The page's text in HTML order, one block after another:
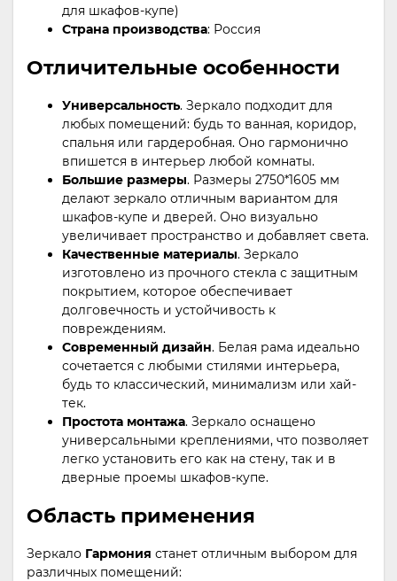
для шкафов-купе)
Страна производства: Россия
Отличительные особенности
Универсальность. Зеркало подходит для
любых помещений: будь то ванная, коридор,
спальня или гардеробная. Оно гармонично
впишется в интерьер любой комнаты.
Большие размеры. Размеры 2750*1605 мм
делают зеркало отличным вариантом для
шкафов-купе и дверей. Оно визуально
увеличивает пространство и добавляет света.
Качественные материалы. Зеркало
изготовлено из прочного стекла с защитным
покрытием, которое обеспечивает
долговечность и устойчивость к
повреждениям.
Современный дизайн. Белая рама идеально
сочетается с любыми стилями интерьера,
будь то классический, минимализм или хай-
тек.
Простота монтажа. Зеркало оснащено
универсальными креплениями, что позволяет
легко установить его как на стену, так и в
дверные проемы шкафов-купе.
Область применения
Зеркало Гармония станет отличным выбором для
различных помещений: